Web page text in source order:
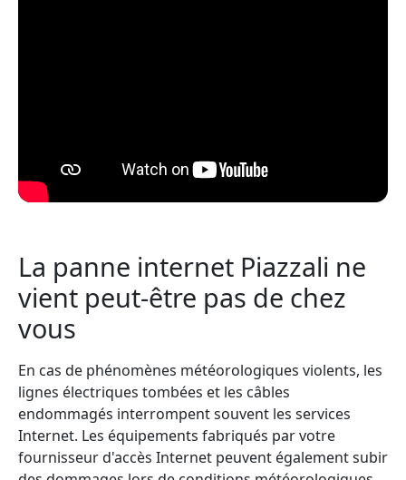
La panne internet Piazzali ne
vient peut-être pas de chez
vous
En cas de phénomènes météorologiques violents, les
lignes électriques tombées et les câbles
endommagés interrompent souvent les services
Internet. Les équipements fabriqués par votre
fournisseur d'accès Internet peuvent également subir